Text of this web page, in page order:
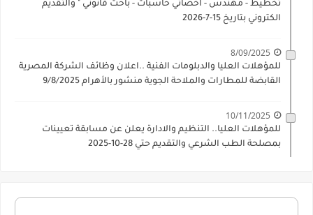
تخطيط - مهندس - اخصائي حاسبات - باحث قانوني " والتقديم
الكتروني بتاريخ 15-7-2026
8/09/2025
للمؤهلات العليا والدبلومات الفنية ..اعلان وظائف الشركة المصرية
القابضة للمطارات والملاحة الجوية منشور بالأهرام 9/8/2025
10/11/2025
للمؤهلات العليا.. التنظيم والادارة يعلن عن مسابقة تعيينات
بمصلحة الطب الشرعي والتقديم حتي 28-10-2025